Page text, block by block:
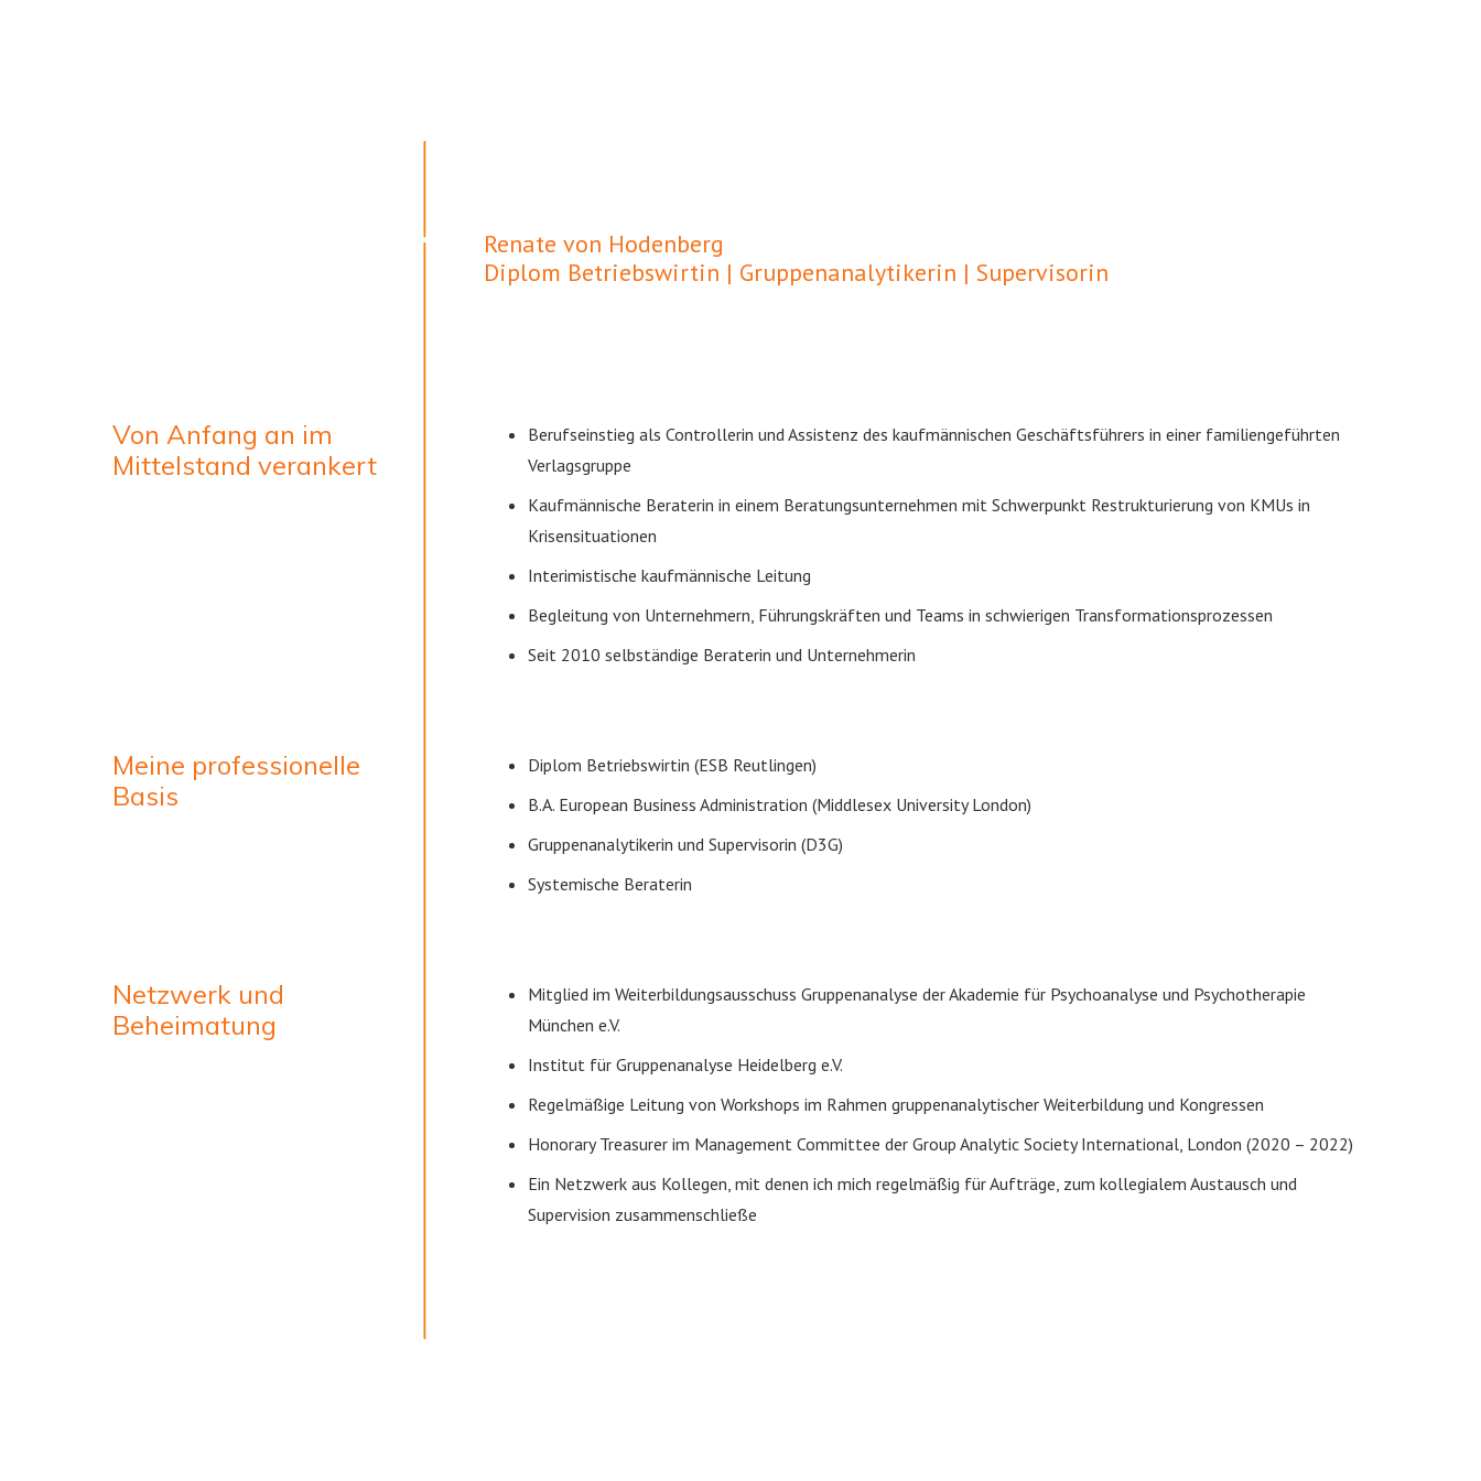
Renate von Hodenberg
Diplom Betriebswirtin | Gruppenanalytikerin | Supervisorin
Von Anfang an im
Mittelstand verankert
Berufseinstieg als Controllerin und Assistenz des kaufmännischen Geschäftsführers in einer familiengeführten
Verlagsgruppe
Kaufmännische Beraterin in einem Beratungsunternehmen mit Schwerpunkt Restrukturierung von KMUs in
Krisensituationen
Interimistische kaufmännische Leitung
Begleitung von Unternehmern, Führungskräften und Teams in schwierigen Transformationsprozessen
Seit 2010 selbständige Beraterin und Unternehmerin
Meine professionelle
Basis
Diplom Betriebswirtin (ESB Reutlingen)
B.A. European Business Administration (Middlesex University London)
Gruppenanalytikerin und Supervisorin (D3G)
Systemische Beraterin
Netzwerk und
Beheimatung
Mitglied im Weiterbildungsausschuss Gruppenanalyse der Akademie für Psychoanalyse und Psychotherapie
München e.V.
Institut für Gruppenanalyse Heidelberg e.V.
Regelmäßige Leitung von Workshops im Rahmen gruppenanalytischer Weiterbildung und Kongressen
Honorary Treasurer im Management Committee der Group Analytic Society International, London (2020 – 2022)
Ein Netzwerk aus Kollegen, mit denen ich mich regelmäßig für Aufträge, zum kollegialem Austausch und
Supervision zusammenschließe